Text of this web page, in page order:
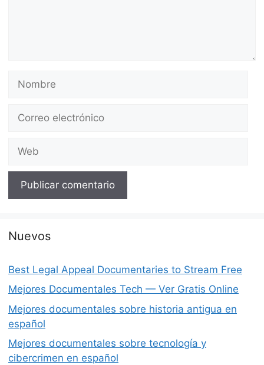
electrónico
Nuevos
Best Legal Appeal Documentaries to Stream Free
Mejores Documentales Tech — Ver Gratis Online
Mejores documentales sobre historia antigua en
español
Mejores documentales sobre tecnología y
cibercrimen en español